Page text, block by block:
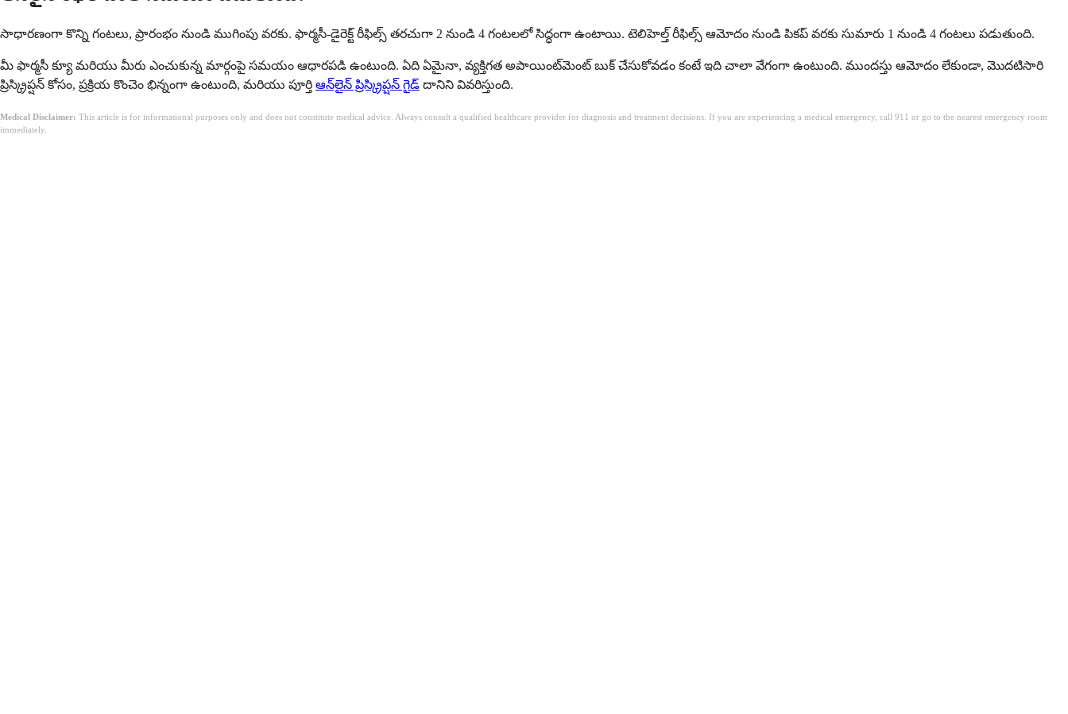
సాధారణంగా కొన్ని గంటలు, ప్రారంభం నుండి ముగింపు వరకు. ఫార్మసీ-డైరెక్ట్ రీఫిల్స్ తరచుగా 2 నుండి 4 గంటలలో సిద్ధంగా ఉంటాయి. టెలిహెల్త్ రీఫిల్స్ ఆమోదం నుండి పికప్ వరకు సుమారు 1 నుండి 4 గంటలు పడుతుంది.
మీ ఫార్మసీ క్యూ మరియు మీరు ఎంచుకున్న మార్గంపై సమయం ఆధారపడి ఉంటుంది. ఏది ఏమైనా, వ్యక్తిగత అపాయింట్‌మెంట్ బుక్ చేసుకోవడం కంటే ఇది చాలా వేగంగా ఉంటుంది. ముందస్తు ఆమోదం లేకుండా, మొదటిసారి
ప్రిస్క్రిప్షన్ కోసం, ప్రక్రియ కొంచెం భిన్నంగా ఉంటుంది, మరియు పూర్తి ఆన్‌లైన్ ప్రిస్క్రిప్షన్ గైడ్ దానిని వివరిస్తుంది.
Medical Disclaimer: This article is for informational purposes only and does not constitute medical advice. Always consult a qualified healthcare provider for diagnosis and treatment decisions. If you are experiencing a medical emergency, call 911 or go to the nearest emergency room
immediately.